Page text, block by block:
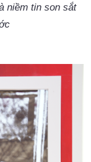
niềm tin son sắt